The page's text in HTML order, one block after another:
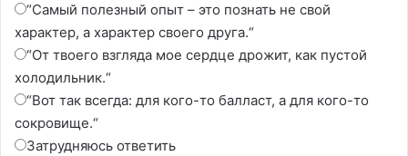
“Самый полезный опыт – это познать не свой
характер, а характер своего друга.“
“От твоего взгляда мое сердце дрожит, как пустой
холодильник.“
“Вот так всегда: для кого-то балласт, а для кого-то
сокровище.“
Затрудняюсь ответить